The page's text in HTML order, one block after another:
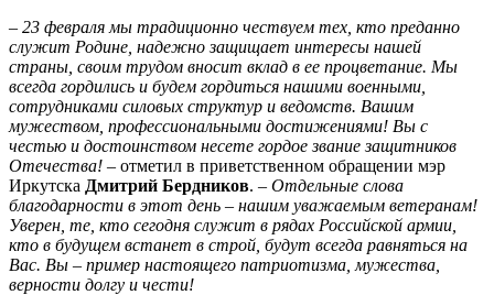
– 23 февраля мы традиционно чествуем тех, кто преданно
служит Родине, надежно защищает интересы нашей
страны, своим трудом вносит вклад в ее процветание. Мы
всегда гордились и будем гордиться нашими военными,
сотрудниками силовых структур и ведомств. Вашим
мужеством, профессиональными достижениями! Вы с
честью и достоинством несете гордое звание защитников
Отечества! – отметил в приветственном обращении мэр
Иркутска Дмитрий Бердников. – Отдельные слова
благодарности в этот день – нашим уважаемым ветеранам!
Уверен, те, кто сегодня служит в рядах Российской армии,
кто в будущем встанет в строй, будут всегда равняться на
Вас. Вы – пример настоящего патриотизма, мужества,
верности долгу и чести!